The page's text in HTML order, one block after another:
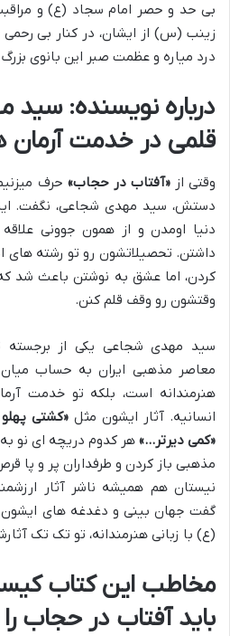
بی حد و حصر امام سجاد (ع) و
زینب (س) از ایشان، در کنار بی
درد میاره و عظمت صبر این بانوی
درباره نویسنده:
قلمی در خدمت آرمان
وقتی از«آفتاب در حجاب» حرف
دنیا اومدن و از همون جوونی
داشتن. تحصیلاتشون رو تو رشته های
کردن، اما عشق به نوشتن باعث شد
وقتشون رو وقف قلم کنن.
سید مهدی شجاعی یکی از برجسته
معاصر مذهبی ایران به حساب
هنرمندانه است، بلکه تو خدمت
انسانیه. آثار ایشون مثل «کشتی پهلو
«کمی دیرتر…» هر کدوم دریچه ای نو
مذهبی باز کردن و طرفداران پر و پا
نیستان هم همیشه ناشر آثار
گفت جهان بینی و دغدغه های ایشون
(ع) با زبانی هنرمندانه، تو تک تک
مخاطب این کتاب
باید آفتاب در حجاب را